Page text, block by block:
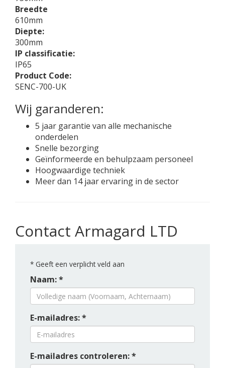
Breedte
610mm
Diepte:
300mm
IP classificatie:
IP65
Product Code:
SENC-700-UK
Wij garanderen:
5 jaar garantie van alle mechanische
onderdelen
Snelle bezorging
Geïnformeerde en behulpzaam personeel
Hoogwaardige techniek
Meer dan 14 jaar ervaring in de sector
Contact Armagard LTD
* Geeft een verplicht veld aan
Naam: *
E-mailadres: *
E-mailadres controleren: *